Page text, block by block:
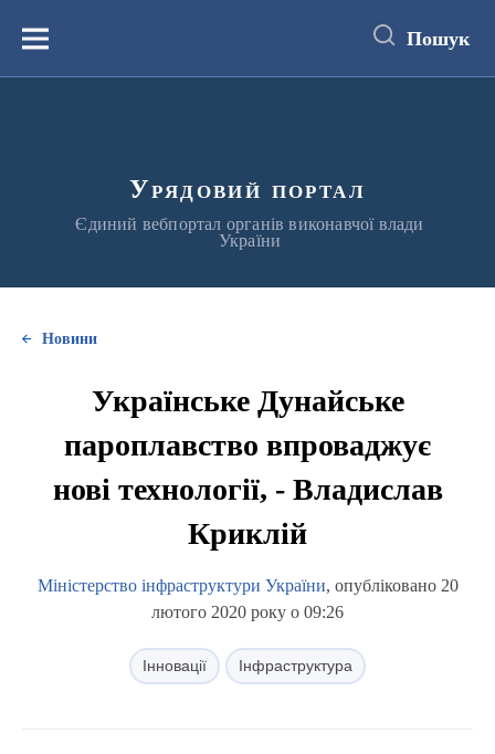
вмістуМеню Пошук
Урядовий портал
Єдиний вебпортал органів виконавчої влади
України
Новини
Українське Дунайське
пароплавство впроваджує
нові технології, - Владислав
Криклій
Міністерство інфраструктури України, опубліковано 20
лютого 2020 року о 09:26
Інновації Інфраструктура